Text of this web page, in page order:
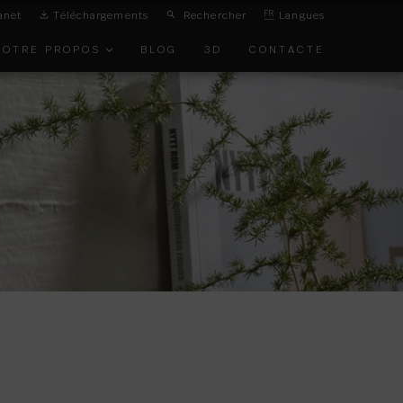
Téléchargements Rechercher FR Langues
PROPOS
DE
BLOG 3D CONTACTE